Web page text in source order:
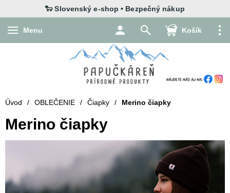
Menu Košík
Úvod / OBLEČENIE / Čiapky / Merino čiapky
Merino čiapky